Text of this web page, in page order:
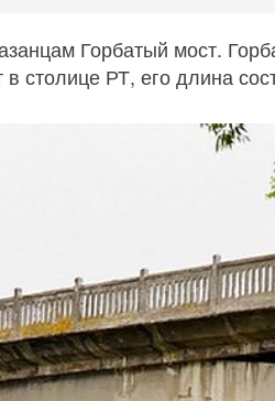
Горбатый мост.
столице РТ, его длина